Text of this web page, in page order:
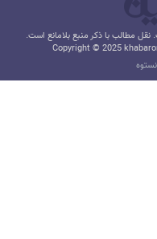
مطالب با ذکر منبع بلامانع است.
Copyright © 2025